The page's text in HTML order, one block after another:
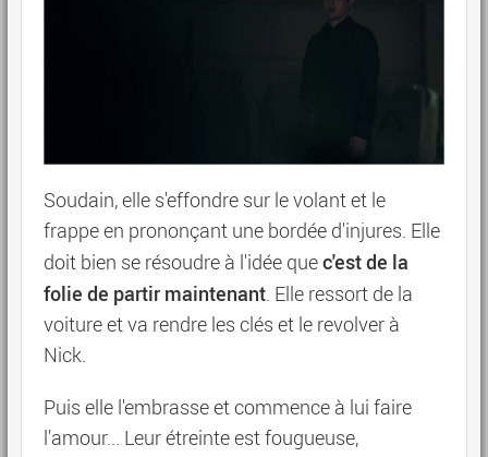
Soudain, elle s'effondre sur le volant et le
frappe en prononçant une bordée d'injures. Elle
doit bien se résoudre à l'idée quec'est de la
folie de partir maintenant. Elle ressort de la
voiture et va rendre les clés et le revolver à
Nick.
Puis elle l'embrasse et commence à lui faire
l'amour... Leur étreinte est fougueuse,